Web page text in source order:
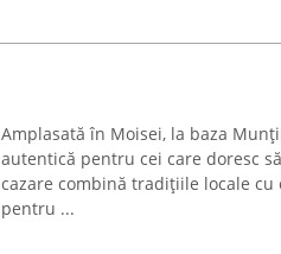
Amplasată în Moisei, la baza
autentică pentru cei care doresc
cazare combină tradițiile locale
pentru ...